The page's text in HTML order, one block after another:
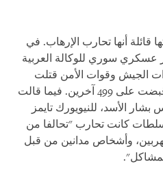
قائلة أنها تحارب الإرهاب. في
عسكري سوري للوكالة العربية
الجيش وقوات الأمن قتلت
عشرة "إرهابيين"في درعا، وقبضت على 499 آخرين. فيما قالت
الأسد، للنيويورك تايمز
كانت تحارب "تحالفا من
وأشخاص مدانين من قبل